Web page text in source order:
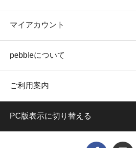
マイアカウント
pebbleについて
ご利用案内
PC版表示に切り替える